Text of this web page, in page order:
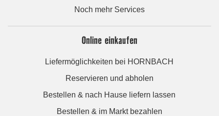
Noch mehr Services
Online einkaufen
Liefermöglichkeiten bei HORNBACH
Reservieren und abholen
Bestellen & nach Hause liefern lassen
Bestellen & im Markt bezahlen